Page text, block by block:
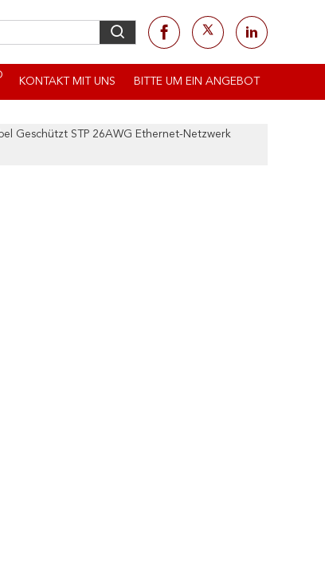
KONTAKT MIT UNS BITTE UM EIN ANGEBOT
Geschützt STP 26AWG Ethernet-Netzwerk